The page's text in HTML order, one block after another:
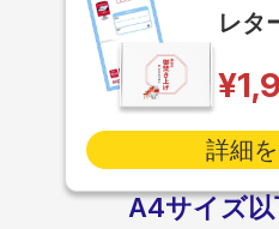
レタ
詳細
A4サイズ以